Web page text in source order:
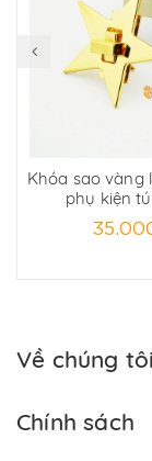
Khóa sao vàng
phụ kiện
Về chúng tôi
Chính sách